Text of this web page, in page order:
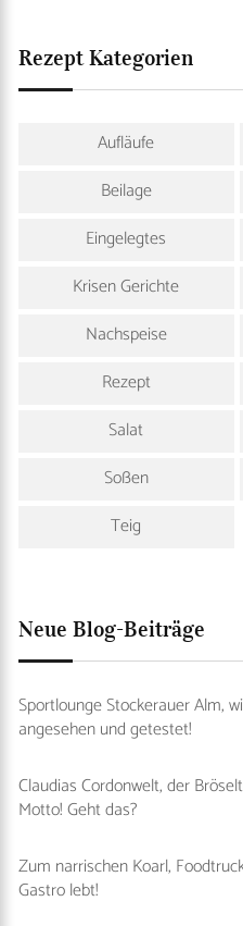
Rezept Kategorien
Aufläufe
Beilage
Eingelegtes
Krisen Gerichte
Nachspeise
Rezept
Salat
Soßen
Teig
Neue Blog-Beiträge
Sportlounge Stockerauer Alm,
angesehen und getestet!
Claudias Cordonwelt, der
Motto! Geht das?
Zum narrischen Koarl,
Gastro lebt!